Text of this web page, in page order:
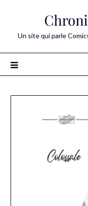
Un site qui parle